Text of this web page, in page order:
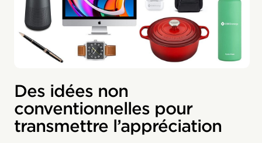
Des idées non
conventionnelles pour
transmettre l’appréciation